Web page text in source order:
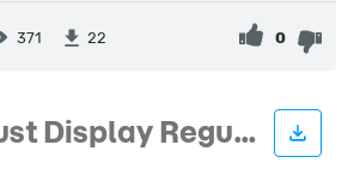
371 22 0